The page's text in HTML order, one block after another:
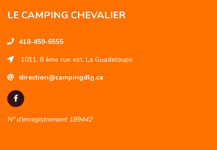
LE CAMPING CHEVALIER
418-459-6555
1011, 8 ème rue est, La Guadeloupe
direction@campingdlg.ca
N° d’enregistrement 189442